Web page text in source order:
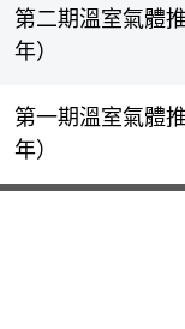
第二期溫室氣體
年）
第一期溫室氣體
年）